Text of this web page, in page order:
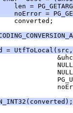
len =
noError =
converted;
=